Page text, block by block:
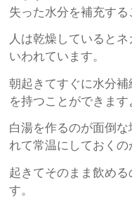
失った水分を補充する
人は乾燥していると
いわれています。
朝起きてすぐに水分
を持つことができます
白湯を作るのが面倒
れて常温にしておくの
起きてそのまま飲め
す。